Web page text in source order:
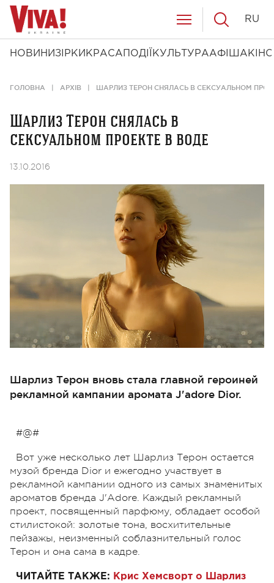
НОВИНИ ЗІРКИ КРАСА ПОДІЇ КУЛЬТУРААФІША КІНО
RU
ГОЛОВНА АРХІВ ШАРЛИЗ ТЕРОН СНЯЛАСЬ В СЕКСУАЛЬНОМ
Шарлиз Терон снялась в
сексуальном проекте в воде
13.10.2016
Шарлиз Терон вновь стала главной героиней
рекламной кампании аромата J'adore Dior.
#@#
Вот уже несколько лет Шарлиз Терон остается
музой бренда Dior и ежегодно участвует в
рекламной кампании одного из самых знаменитых
ароматов бренда J'Adore. Каждый рекламный
проект, посвященный парфюму, обладает особой
стилистокой: золотые тона, восхитительные
пейзажы, неизменный соблазнительный голос
Терон и она сама в кадре.
ЧИТАЙТЕ ТАКЖЕ: Крис Хемсворт о Шарлиз